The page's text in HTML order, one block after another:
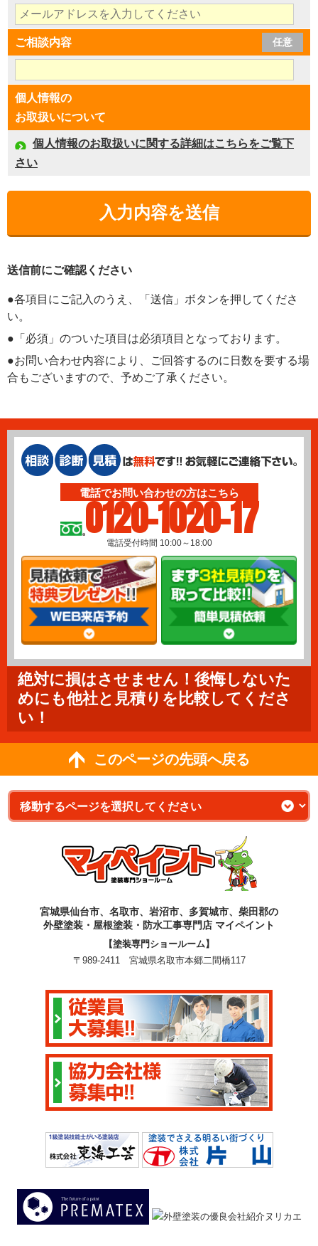
ご相談内容 任意
個人情報の
お取扱いについて
個人情報のお取扱いに関する詳細はこちらをご覧下
さい
送信前にご確認ください
●各項目にご記入のうえ、「送信」ボタンを押してくださ
い。
●「必須」のついた項目は必須項目となっております。
●お問い合わせ内容により、ご回答するのに日数を要する場
合もございますので、予めご了承ください。
電話でお問い合わせの方はこちら
0120-1020-17
電話受付時間 10:00～18:00
絶対に損はさせません！後悔しないた
めにも他社と見積りを比較してくださ
い！
このページの先頭へ戻る
宮城県仙台市、名取市、岩沼市、多賀城市、柴田郡の
外壁塗装・屋根塗装・防水工事専門店 マイペイント
【塗装専門ショールーム】
〒989-2411 宮城県名取市本郷二間橋117